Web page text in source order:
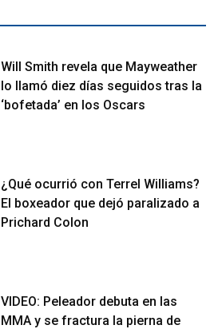
Will Smith revela que Mayweather
lo llamó diez días seguidos tras la
‘bofetada’ en los Oscars
¿Qué ocurrió con Terrel Williams?
El boxeador que dejó paralizado a
Prichard Colon
VIDEO: Peleador debuta en las
MMA y se fractura la pierna de